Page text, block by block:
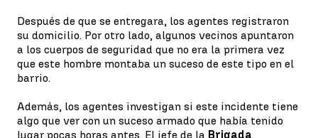
Después de que se entregara, los agentes registraron
su domicilio. Por otro lado, algunos vecinos apuntaron
a los cuerpos de seguridad que no era la primera vez
que este hombre montaba un suceso de este tipo en el
barrio.
Además, los agentes investigan si este incidente tiene
algo que ver con un suceso armado que había tenido
lugar pocas horas antes. El jefe de la Brigada